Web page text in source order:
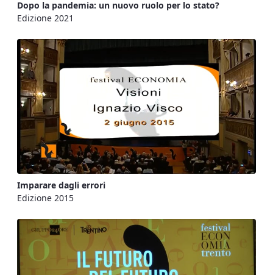
Dopo la pandemia: un nuovo ruolo per lo stato?
Edizione 2021
Imparare dagli errori
Edizione 2015